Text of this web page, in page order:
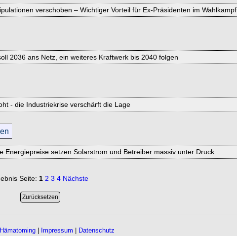
verschoben – Wichtiger Vorteil für Ex-Präsidenten im Wahlkampf
2036 ans Netz, ein weiteres Kraftwerk bis 2040 folgen
- die Industriekrise verschärft die Lage
setzen Solarstrom und Betreiber massiv unter Druck
Seite: 1 2 3 4 Nächste
Hämatoming| Impressum
Datenschutz